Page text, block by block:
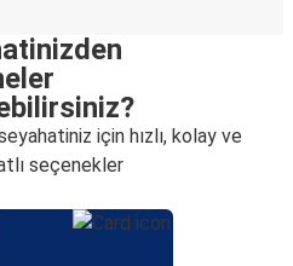
için hızlı, kolay ve
seçenekler